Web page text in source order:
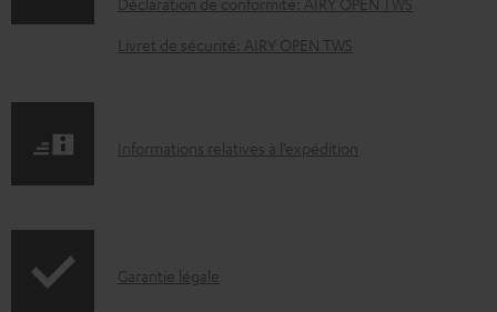
m
t
l
Livret de sécurité: AIRY OPEN TWS
I
r
Informations relatives à l’expédition
IGarantie légale